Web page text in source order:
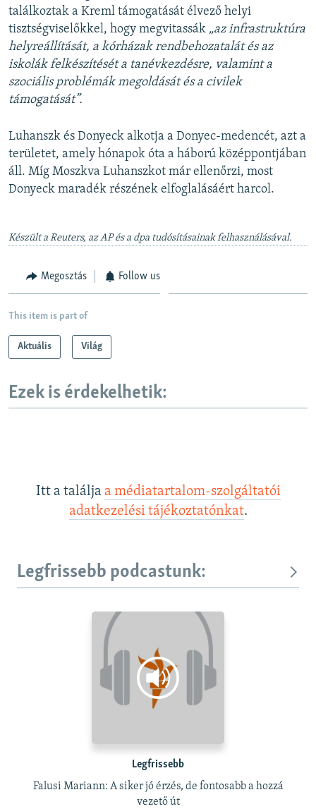
találkoztak a Kreml támogatását élvező helyi
tisztségviselőkkel, hogy megvitassák „az infrastruktúra
helyreállítását, a kórházak rendbehozatalát és az
iskolák felkészítését a tanévkezdésre, valamint a
szociális problémák megoldását és a civilek
támogatását”.
Luhanszk és Donyeck alkotja a Donyec-medencét, azt a
területet, amely hónapok óta a háború középpontjában
áll. Míg Moszkva Luhanszkot már ellenőrzi, most
Donyeck maradék részének elfoglalásáért harcol.
Készült a Reuters, az AP és a dpa tudósításainak felhasználásával.
Megosztás Follow us
This item is part of
Aktuális Világ
Ezek is érdekelhetik:
Itt a találja a médiatartalom-szolgáltatói
adatkezelési tájékoztatónkat.
Legfrissebb podcastunk:
Legfrissebb
Falusi Mariann: A siker jó érzés, de fontosabb a hozzá
vezető út